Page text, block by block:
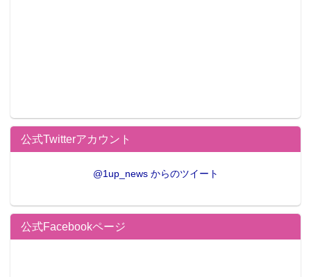
公式Twitterアカウント
@1up_news からのツイート
公式Facebookページ